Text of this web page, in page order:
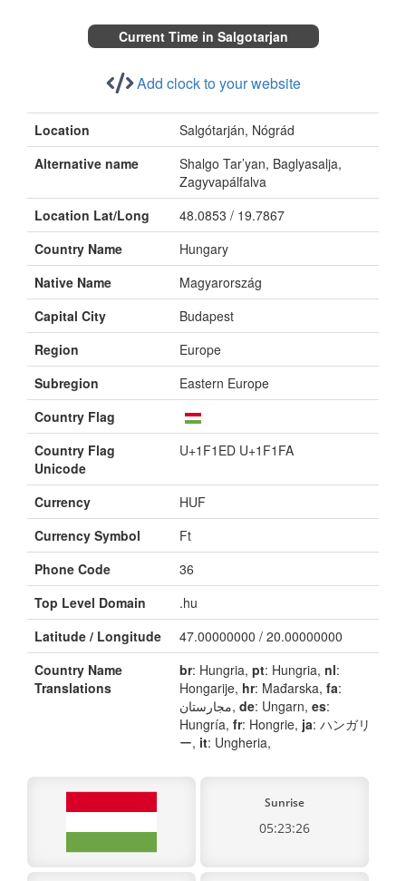
Current Time in Salgotarjan
Add clock to your website
Location
Salgótarján, Nógrád
Alternative name
Shalgo Tar’yan, Baglyasalja,
Zagyvapálfalva
Location Lat/Long
48.0853 / 19.7867
Country Name
Hungary
Native Name
Magyarország
Capital City
Budapest
Region
Europe
Subregion
Eastern Europe
Country Flag
Country Flag
Unicode
U+1F1ED U+1F1FA
Currency
HUF
Currency Symbol
Ft
Phone Code
36
Top Level Domain
.hu
Latitude / Longitude
47.00000000 / 20.00000000
Country Name
Translations
br: Hungria, pt: Hungria, nl:
Hongarije, hr: Mađarska, fa:
مجارستان, de: Ungarn, es:
Hungría, fr: Hongrie, ja: ハンガリ
ー, it: Ungheria,
Sunrise
05:23:26